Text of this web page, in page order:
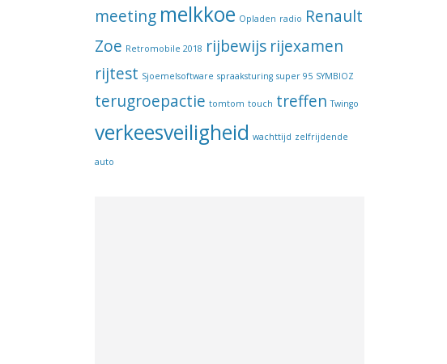
meeting melkkoe Opladen radio Renault
Zoe Retromobile 2018 rijbewijs rijexamen
rijtest Sjoemelsoftware spraaksturing super 95 SYMBIOZ
terugroepactie tomtom touch treffen Twingo
verkeesveiligheid wachttijd zelfrijdende
auto